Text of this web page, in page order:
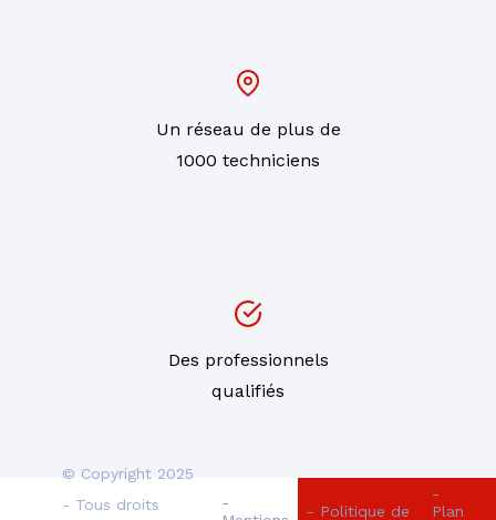
Un réseau de plus de
1000 techniciens
Des professionnels
qualifiés
© Copyright 2025
- Tous droits
-
- Politique de
-
Plan